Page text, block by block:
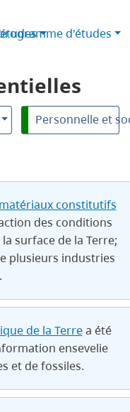
d'études
Personnelle et
constitutifs
des conditions
surface de la Terre;
plusieurs industries
de la Terrea été
ensevelie
et de fossiles.